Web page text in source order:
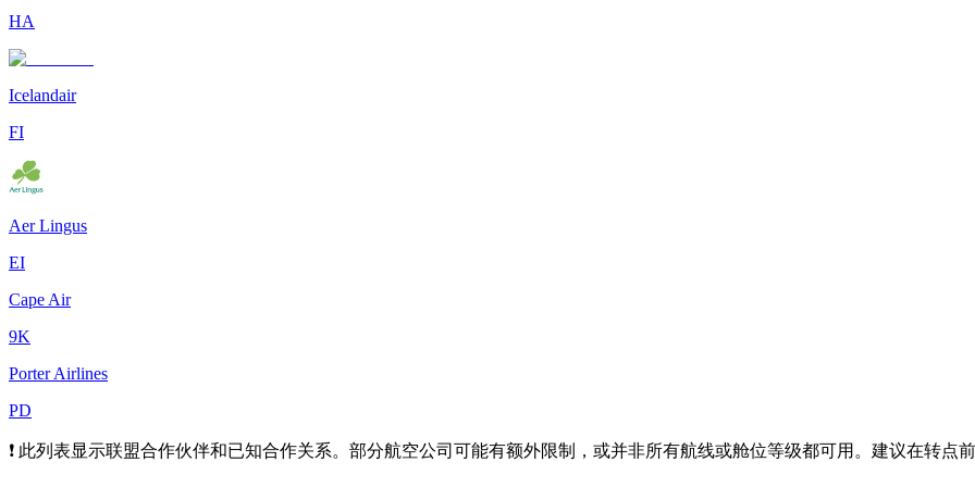
HA
Icelandair
FI
Aer Lingus
EI
Cape Air
9K
Porter Airlines
PD
❗ 此列表显示联盟合作伙伴和已知合作关系。部分航空公司可能有额外限制，或并非所有航线或舱位等级都可用。建议在转点